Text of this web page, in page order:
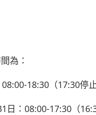
為：
18:30（17:30停止
日：08:00-17:30（